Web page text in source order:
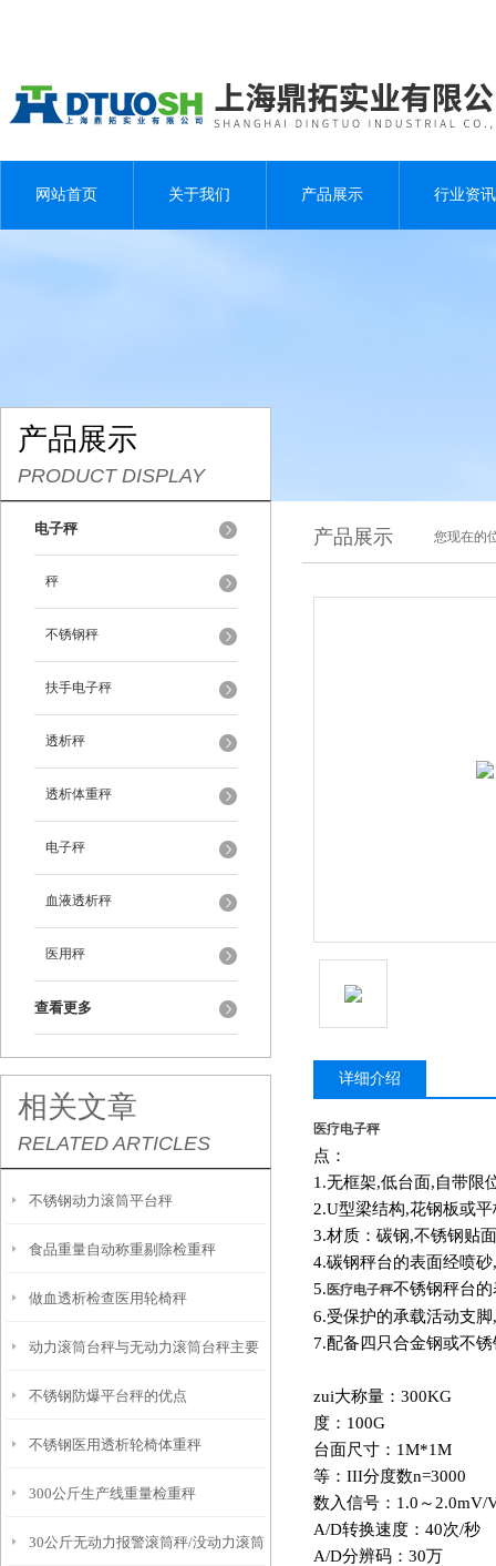
网站首页 关于我们 产品展示 行业资讯
产品展示
PRODUCT DISPLAY
电子秤
秤
不锈钢秤
扶手电子秤
透析秤
透析体重秤
电子秤
血液透析秤
医用秤
查看更多
相关文章
RELATED ARTICLES
​不锈钢动力滚筒平台秤
食品重量自动称重剔除检重秤
做血透析检查医用轮椅秤
动力滚筒台秤与无动力滚筒台秤主要
区别
不锈钢防爆平台秤的优点
不锈钢医用透析轮椅体重秤
300公斤生产线重量检重秤
30公斤无动力报警滚筒秤/没动力滚筒
产品展示 您现在的
详细介绍
医疗电子秤
点：
1.无框架,低台面,自带限
2.U型梁结构,花钢板或
3.材质：碳钢,不锈钢贴
4.碳钢秤台的表面经喷
5. 医疗电子秤不锈钢秤台
6.受保护的承载活动支
7.配备四只合金钢或不
zui大称量：300KG
度：100G
台面尺寸：1M*1M
等：III分度数n=3000
数入信号：1.0～2.0mV/
A/D转换速度：40次/秒
A/D分辨码：30万